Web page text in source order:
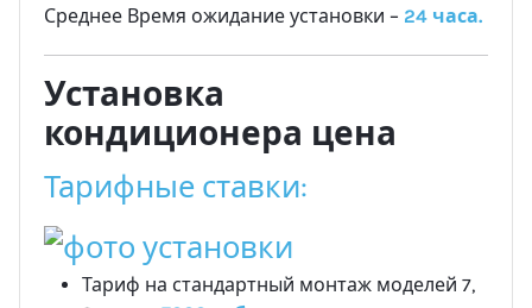
Среднее Время ожидание установки – 24 часа.
Установка
кондиционера цена
Тарифные ставки:
Тариф на стандартный монтаж моделей 7,